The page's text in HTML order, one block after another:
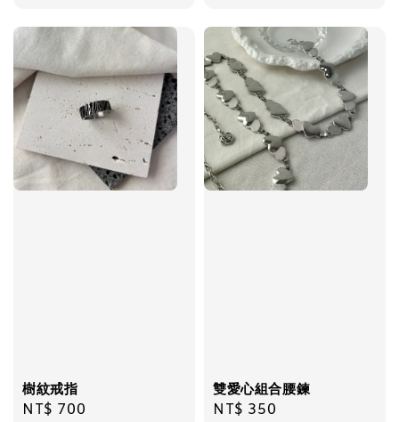
樹紋戒指
Regular
NT$ 700
雙愛心組合腰鍊
Regular
NT$ 350